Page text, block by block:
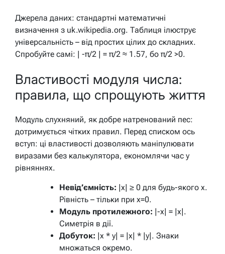
Джерела даних: стандартні математичні
визначення з uk.wikipedia.org. Таблиця ілюструє
універсальність – від простих цілих до складних.
Спробуйте самі: | -π/2 | = π/2 ≈ 1.57, бо π/2 >0.
Властивості модуля числа:
правила, що спрощують життя
Модуль слухняний, як добре натренований пес:
дотримується чітких правил. Перед списком ось
вступ: ці властивості дозволяють маніпулювати
виразами без калькулятора, економлячи час у
рівняннях.
Невід’ємність: |x| ≥ 0 для будь-якого x.
Рівність – тільки при x=0.
Модуль протилежного: |-x| = |x|.
Симетрія в дії.
Добуток: |x * y| = |x| * |y|. Знаки
множаться окремо.